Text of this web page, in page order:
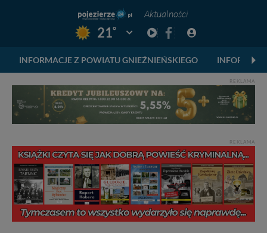
Aktualności
21° Pogoda: Gniezno
INFORMACJE Z POWIATU GNIEŹNIEŃSKIEGO
REKLAMA
REKLAMA